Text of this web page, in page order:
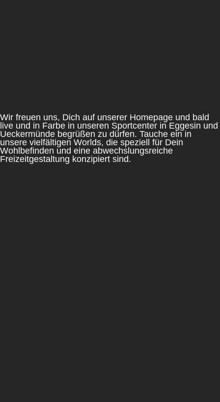
Wir freuen uns, Dich auf unserer Homepage und bald
live und in Farbe in unseren Sportcenter in Eggesin und
Ueckermünde begrüßen zu dürfen. Tauche ein in
unsere vielfältigen Worlds, die speziell für Dein
Wohlbefinden und eine abwechslungsreiche
Freizeitgestaltung konzipiert sind.